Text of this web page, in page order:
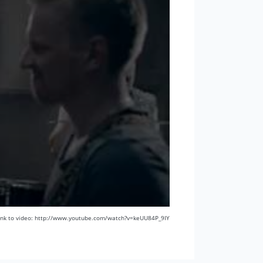
to video: http://www.youtube.com/watch?v=keUU84P_9IY